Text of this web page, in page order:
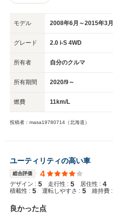
モデル 2008年6月～2015年3月
グレード 2.0 i-S 4WD
所有者 自分のクルマ
所有期間 2020/9～
燃費 11km/L
投稿者：masa19780714（北海道）
ユーティリティの高い車
総合評価 4
デザイン : 5 走行性 : 5 居住性 : 4
積載性 : 5 運転しやすさ : 5 維持費 :
良かった点